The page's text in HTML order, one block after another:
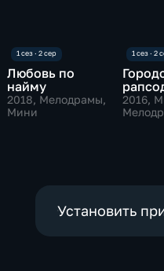
Любовь по
найму
2018, Мелодрамы,
Мини
2016,
Установить